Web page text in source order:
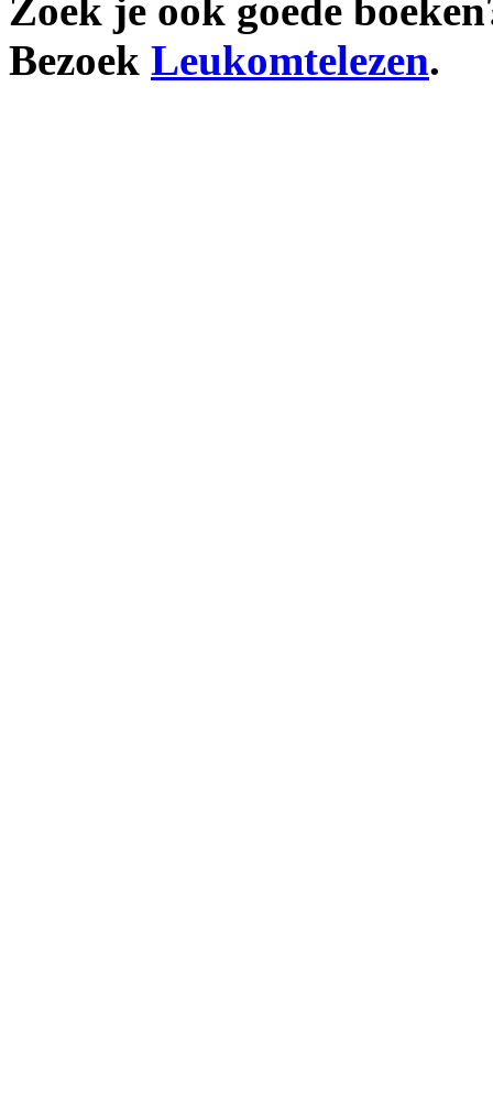
Zoek je ook goede
Bezoek Leukomtelezen.